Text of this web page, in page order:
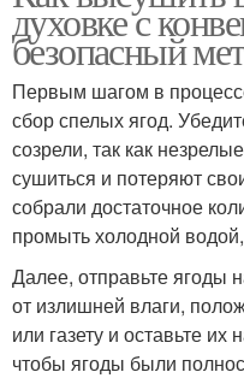
духовке с
безопасный
Первым шагом в
сбор спелых ягод.
созрели, так как
сушиться и потеряют
собрали достаточное
промыть холодной
Далее, отправьте ягоды
от излишней влаги,
или газету и оставьте
чтобы ягоды были